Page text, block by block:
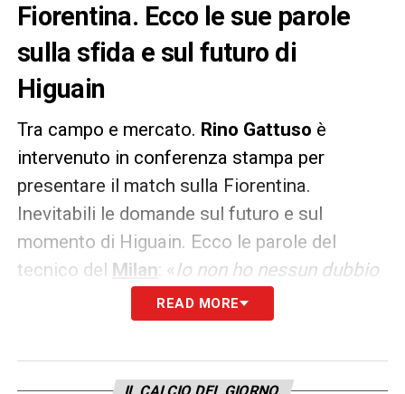
Fiorentina. Ecco le sue parole
sulla sfida e sul futuro di
Higuain
Tra campo e mercato. Rino Gattuso è
intervenuto in conferenza stampa per
presentare il match sulla Fiorentina.
Inevitabili le domande sul futuro e sul
momento di Higuain. Ecco le parole del
tecnico del
Milan: « Io non ho nessun dubbio
su Higuain, voi dovete anche mettervi
d’accordo. Prima mi avete rotto le scatole
nessuno e poi parlate di difficoltà. Per
READ MORE